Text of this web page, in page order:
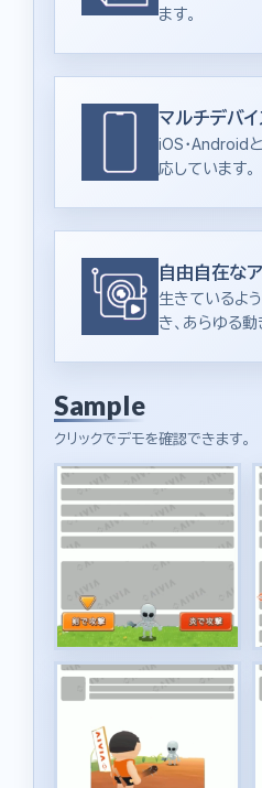
ます。
マルチデバ
iOS・Android
応しています。
自由自在な
生きているよ
き、あらゆる動
Sample
クリックでデモを確認できます。